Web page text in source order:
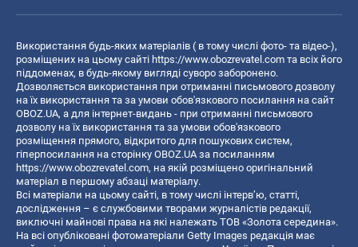
Використання будь-яких матеріалів ( в тому числі фото- та відео-),
розміщених на цьому сайті https://www.obozrevatel.com та всіх його
піддоменах, в будь-якому вигляді суворо заборонено.
Дозволяється використання при отриманні письмового дозволу
на їх використання та за умови обов'язкового посилання на сайт
OBOZ.UA, а для інтернет-видань - при отриманні письмового
дозволу на їх використання та за умови обов'язкового
розміщення прямого, відкритого для пошукових систем,
гіперпосилання на сторінку OBOZ.UA за посиланням
https://www.obozrevatel.com, на якій розміщено оригінальний
матеріал в першому абзаці матеріалу.
Всі матеріали на цьому сайті, в тому числі інтерв’ю, статті,
дослідження – є службовими творами журналістів редакції,
виключні майнові права на які належать ТОВ «Золота середина».
На всі опубліковані фотоматеріали Getty Images редакція має